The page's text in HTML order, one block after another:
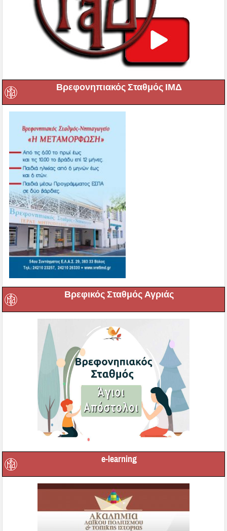
Βρεφονηπιακός Σταθμός ΙΜΔ
Βρεφικός Σταθμός Αγριάς
e-learning